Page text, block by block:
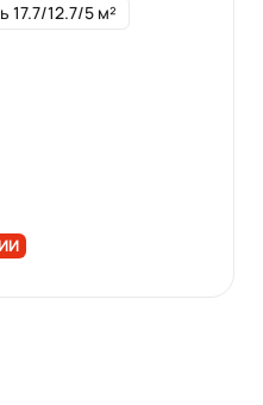
17.7/12.7/5 м²